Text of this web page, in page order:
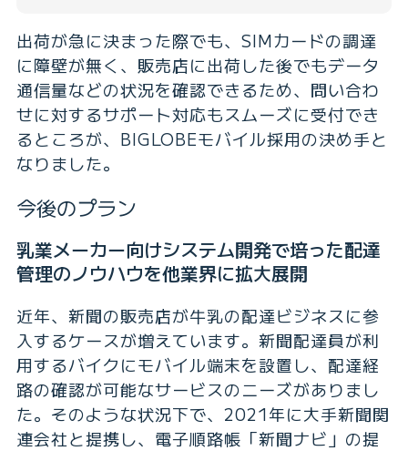
出荷が急に決まった際でも、SIMカードの調達
に障壁が無く、販売店に出荷した後でもデータ
通信量などの状況を確認できるため、問い合わ
せに対するサポート対応もスムーズに受付でき
るところが、BIGLOBEモバイル採用の決め手と
なりました。
今後のプラン
乳業メーカー向けシステム開発で培った配達
管理のノウハウを他業界に拡大展開
近年、新聞の販売店が牛乳の配達ビジネスに参
入するケースが増えています。新聞配達員が利
用するバイクにモバイル端末を設置し、配達経
路の確認が可能なサービスのニーズがありまし
た。そのような状況下で、2021年に大手新聞関
連会社と提携し、電子順路帳「新聞ナビ」の提